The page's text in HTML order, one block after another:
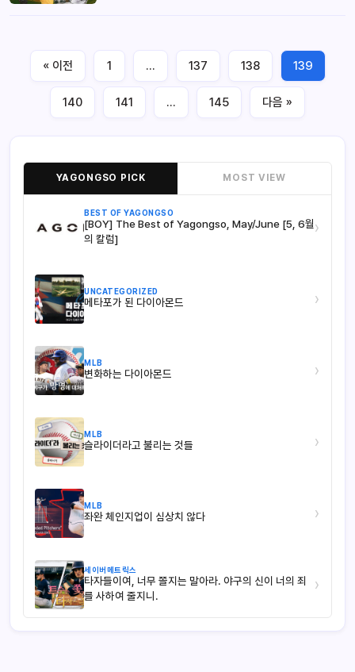
« 이전 1 … 137 138 139
140 141 … 145 다음 »
YAGONGSO PICK MOST VIEW
BEST OF YAGONGSO
[BOY] The Best of Yagongso, May/June [5, 6월
의 칼럼]
›
UNCATEGORIZED
메타포가 된 다이아몬드 ›
MLB
변화하는 다이아몬드 ›
MLB
슬라이더라고 불리는 것들 ›
MLB
좌완 체인지업이 심상치 않다 ›
세이버메트릭스
타자들이여, 너무 쫄지는 말아라. 야구의 신이 너의 죄
를 사하여 줄지니.
›